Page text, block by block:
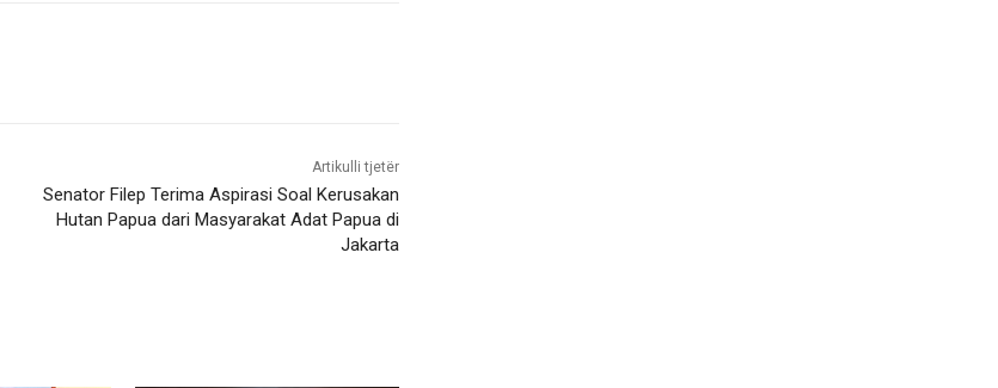
Artikulli tjetër
Senator Filep Terima Aspirasi Soal Kerusakan
Hutan Papua dari Masyarakat Adat Papua di
Jakarta